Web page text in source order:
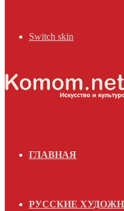
Switch skin
ГЛАВНАЯ
РУССКИЕ